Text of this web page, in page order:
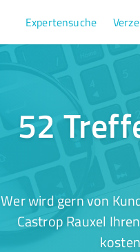
Expertensuche
52
Wer wird gern von
Castrop Rauxel